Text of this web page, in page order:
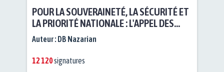
POUR LA SOUVERAINETÉ, LA SÉCURITÉ ET
LA PRIORITÉ NATIONALE : L'APPEL DES
CITOYENS...
Auteur : DB Nazarian
12 120signatures